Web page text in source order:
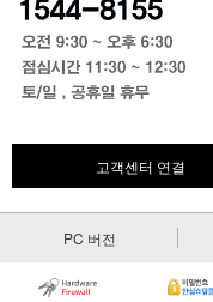
고객센터 연결
PC 버전